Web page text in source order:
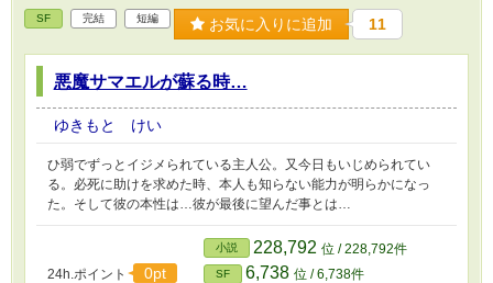
SF 完結 短編 お気に入りに追加 11
悪魔サマエルが蘇る時…
ゆきもと けい
ひ弱でずっとイジメられている主人公。又今日もいじめられてい
る。必死に助けを求めた時、本人も知らない能力が明らかになっ
た。そして彼の本性は…彼が最後に望んだ事とは…
24h.ポイント 0pt
小説 228,792 位 / 228,792件
SF 6,738 位 / 6,738件